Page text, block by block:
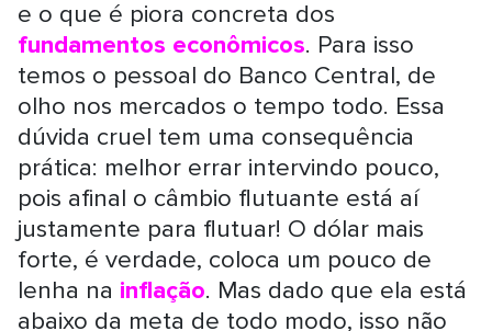
e o que é piora concreta dos
fundamentos econômicos. Para isso
temos o pessoal do Banco Central, de
olho nos mercados o tempo todo. Essa
dúvida cruel tem uma consequência
prática: melhor errar intervindo pouco,
pois afinal o câmbio flutuante está aí
justamente para flutuar! O dólar mais
forte, é verdade, coloca um pouco de
lenha na inflação. Mas dado que ela está
abaixo da meta de todo modo, isso não